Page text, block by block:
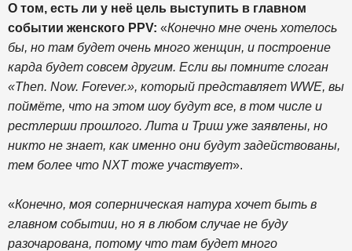
О том, есть ли у неё цель выступить в главном
событии женского PPV: «Конечно мне очень хотелось
бы, но там будет очень много женщин, и построение
карда будет совсем другим. Если вы помните слоган
«Then. Now. Forever.», который представляет WWE, вы
поймёте, что на этом шоу будут все, в том числе и
рестлерши прошлого. Лита и Триш уже заявлены, но
никто не знает, как именно они будут задействованы,
тем более что NXT тоже участвует».
«Конечно, моя соперническая натура хочет быть в
главном событии, но я в любом случае не буду
разочарована, потому что там будет много